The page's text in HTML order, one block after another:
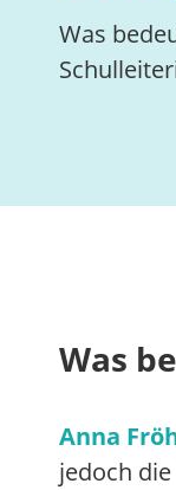
Was
Was
Anna
jedoch